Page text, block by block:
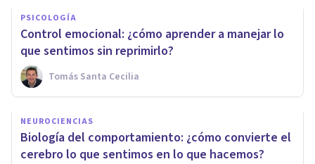
PSICOLOGÍA
Control emocional: ¿cómo aprender a manejar lo
que sentimos sin reprimirlo?
Tomás Santa Cecilia
NEUROCIENCIAS
Biología del comportamiento: ¿cómo convierte el
cerebro lo que sentimos en lo que hacemos?